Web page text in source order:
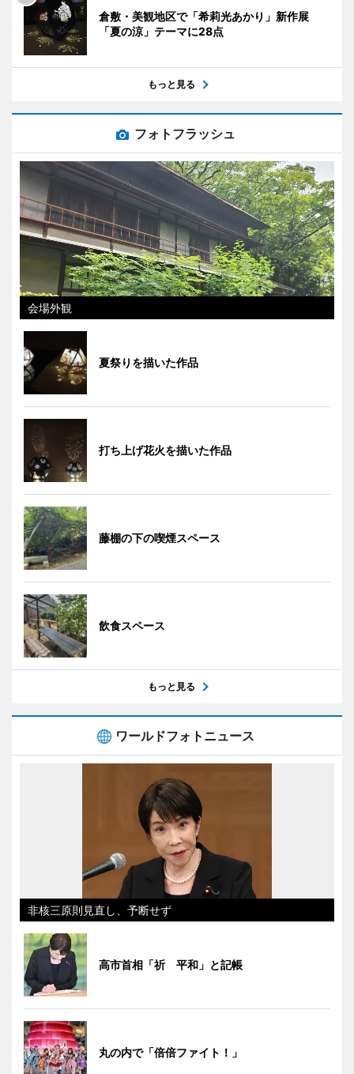
倉敷・美観地区で「希莉光あかり」新作展
「夏の涼」テーマに28点
もっと見る
フォトフラッシュ
会場外観
夏祭りを描いた作品
打ち上げ花火を描いた作品
藤棚の下の喫煙スペース
飲食スペース
もっと見る
ワールドフォトニュース
非核三原則見直し、予断せず
高市首相「祈 平和」と記帳
丸の内で「倍倍ファイト！」